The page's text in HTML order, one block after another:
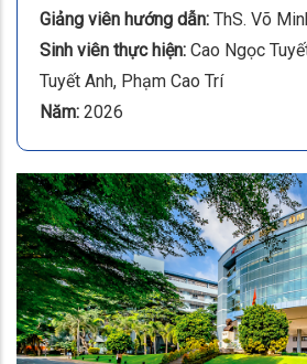
Giảng viên hướng dẫn: ThS. Võ
Sinh viên thực hiện: Cao Ngọc
Tuyết Anh, Phạm Cao Trí
Năm: 2026